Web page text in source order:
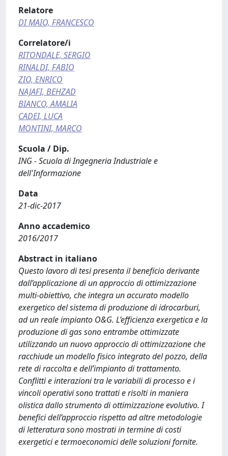
Relatore
DI MAIO, FRANCESCO
Correlatore/i
RITONDALE, SERGIO
RINALDI, FABIO
ZIO, ENRICO
NAJAFI, BEHZAD
BIANCO, AMALIA
CADEI, LUCA
MONTINI, MARCO
Scuola / Dip.
ING - Scuola di Ingegneria Industriale e
dell'Informazione
Data
21-dic-2017
Anno accademico
2016/2017
Abstract in italiano
Questo lavoro di tesi presenta il beneficio derivante
dall’applicazione di un approccio di ottimizzazione
multi-obiettivo, che integra un accurato modello
exergetico del sistema di produzione di idrocarburi,
ad un reale impianto O&G. L’efficienza exergetica e la
produzione di gas sono entrambe ottimizzate
utilizzando un nuovo approccio di ottimizzazione che
racchiude un modello fisico integrato del pozzo, della
rete di raccolta e dell’impianto di trattamento.
Conflitti e interazioni tra le variabili di processo e i
vincoli operativi sono trattati e risolti in maniera
olistica dallo strumento di ottimizzazione evolutivo. I
benefici dell’approccio rispetto ad altre metodologie
di letteratura sono mostrati in termine di costi
exergetici e termoeconomici delle soluzioni fornite.